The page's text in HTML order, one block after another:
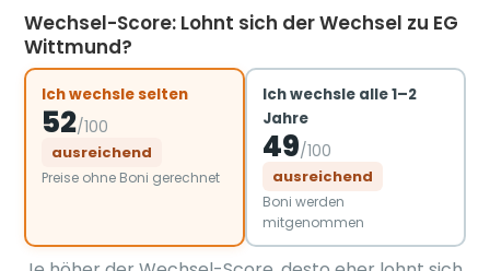
Wechsel-Score: Lohnt sich der Wechsel zu EG
Wittmund?
Ich wechsle selten
52/100
ausreichend
Preise ohne Boni gerechnet
Ich wechsle alle 1–2
Jahre
49/100
ausreichend
Boni werden
mitgenommen